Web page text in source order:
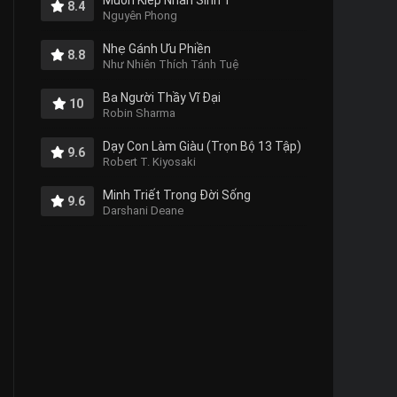
8.4
Nguyên Phong
8.8 Nhẹ Gánh Ưu Phiền
Như Nhiên Thích Tánh Tuệ
10 Ba Người Thầy Vĩ Đại
Robin Sharma
9.6 Dạy Con Làm Giàu (Trọn Bộ 13 Tập)
Robert T. Kiyosaki
9.6 Minh Triết Trong Đời Sống
Darshani Deane